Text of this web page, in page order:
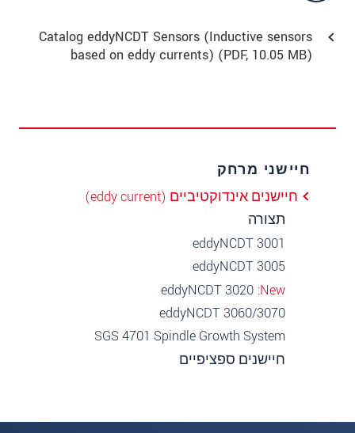
Catalog eddyNCDT Sensors (Inductive sensors
based on eddy currents) (PDF, 10.05 MB)
חיישני מרחק
חיישנים אינדוקטיביים (eddy current)
תצורה
eddyNCDT 3001
eddyNCDT 3005
New
eddyNCDT 3020
eddyNCDT 3060/3070
SGS 4701 Spindle Growth System
חיישנים ספציפיים